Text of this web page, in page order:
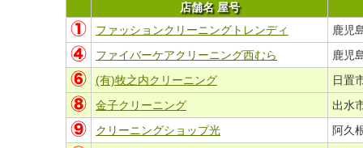
店舗名 屋号
ファッションクリーニングトレンディ
鹿児
ファイバーケアクリーニング西むら
鹿児
(有)牧之内クリーニング
日置
金子クリーニング
出水
クリーニングショップ光
阿久